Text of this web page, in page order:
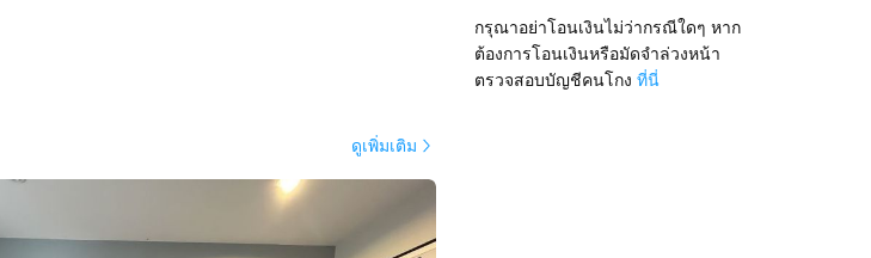
กรุณาอย่าโอนเงินไม่ว่ากรณีใดๆ หาก
ต้องการโอนเงินหรือมัดจำล่วงหน้า
ตรวจสอบบัญชีคนโกง ที่นี่
ดูเพิ่มเติม